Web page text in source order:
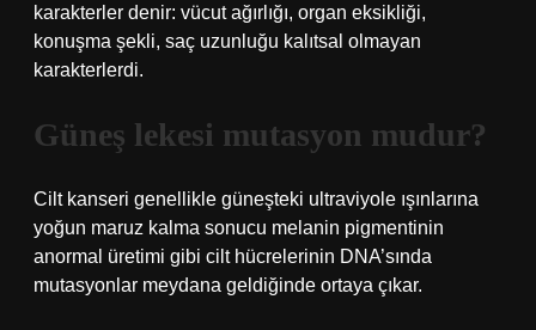
karakterler denir: vücut ağırlığı, organ eksikliği,
konuşma şekli, saç uzunluğu kalıtsal olmayan
karakterlerdi.
Güneş lekesi mutasyon mudur?
Cilt kanseri genellikle güneşteki ultraviyole ışınlarına
yoğun maruz kalma sonucu melanin pigmentinin
anormal üretimi gibi cilt hücrelerinin DNA’sında
mutasyonlar meydana geldiğinde ortaya çıkar.